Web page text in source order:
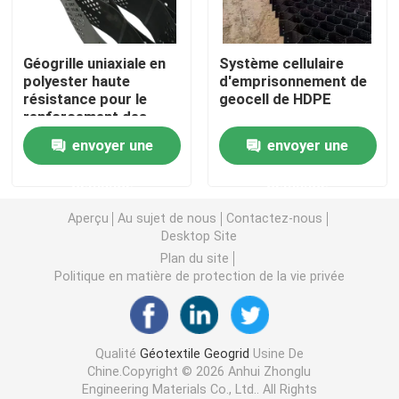
Grille en plastique d'herbe
tissu de drainage de géotextile
HDPE Geocell
Revêtement d'étang de Geomembrane
Sacs de asséchage de Geotube
Géotextile Geobag
Contrôle d'érosion de Geomat
Géogrille uniaxiale en
polyester haute
résistance pour le
renforcement des
sols, le support de
géocellules et
diverses applications
envoyer une
Système cellulaire
d'emprisonnement de
geocell de HDPE
envoyer une
Aperçu Au sujet de nous
Contactez-nous
Desktop Site
Plan du site
Politique en matière de protection de la vie privée
Qualité Géotextile Geogrid Usine De
Chine.Copyright © 2026 Anhui Zhonglu
Engineering Materials Co., Ltd.. All Rights